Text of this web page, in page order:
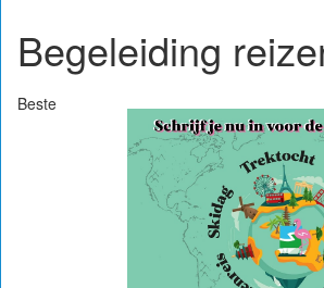
Begeleiding
Beste